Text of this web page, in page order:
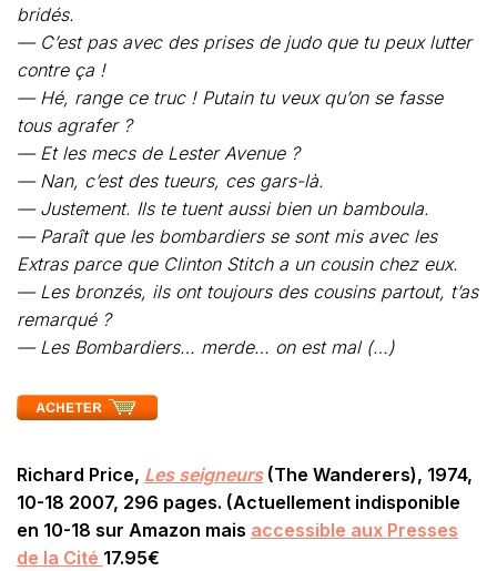
bridés.
— C’est pas avec des prises de judo que tu peux lutter
contre ça !
— Hé, range ce truc ! Putain tu veux qu’on se fasse
tous agrafer ?
— Et les mecs de Lester Avenue ?
— Nan, c’est des tueurs, ces gars-là.
— Justement. Ils te tuent aussi bien un bamboula.
— Paraît que les bombardiers se sont mis avec les
Extras parce que Clinton Stitch a un cousin chez eux.
— Les bronzés, ils ont toujours des cousins partout, t’as
remarqué ?
— Les Bombardiers… merde… on est mal (…)
Richard Price, Les seigneurs(The Wanderers), 1974,
10-18 2007, 296 pages. (Actuellement indisponible
en 10-18 sur Amazon mais accessible aux Presses
de la Cité 17.95€